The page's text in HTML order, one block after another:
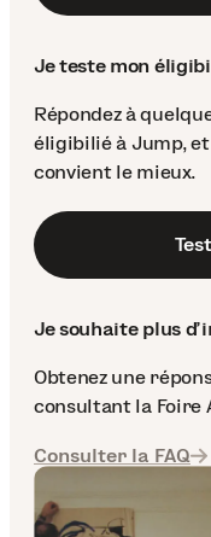
Je teste mon
Répondez à
éligibilié à Jump,
convient le mieux.
Je souhaite plus
Obtenez une
consultant la Foire
Consulter la FAQ